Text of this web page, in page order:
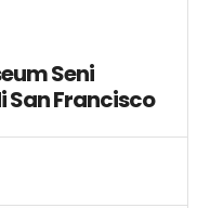
Seni
San Francisco